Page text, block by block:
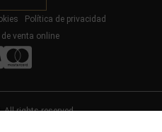
Política de privacidad
venta online
All rights reserved.